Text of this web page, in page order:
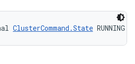
ClusterCommand.State RUNNING